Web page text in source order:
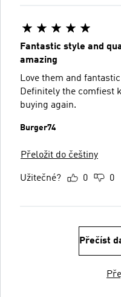
Fantastic style and
amazing
Love them and
Definitely the comfiest
buying again.
Burger74
Přeložit do češtiny
Užitečné? 0 0
Přečíst